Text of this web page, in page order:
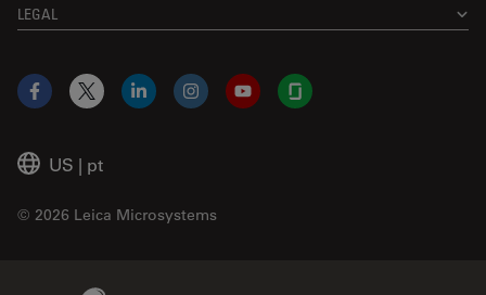
LEGAL
US | pt
© 2026 Leica Microsystems
Facebook
X LinkedInInstagramYouTubeGlassdoor